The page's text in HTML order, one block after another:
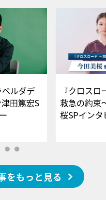
ベルダデ
田篤宏S
ュー
『クロス
救急の約束
桜SPイ
をもっと見る